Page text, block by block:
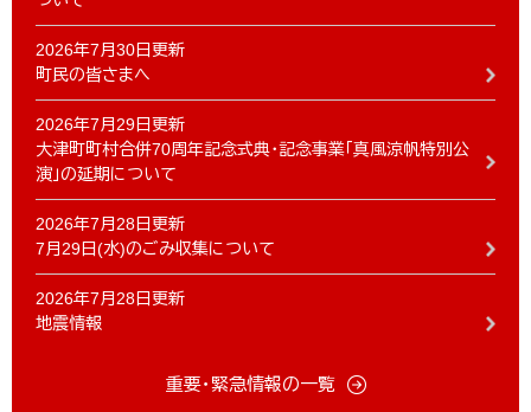
2026年7月30日更新
町民の皆さまへ
2026年7月29日更新
大津町町村合併70周年記念式典・記念事業「真風涼帆特別公
演」の延期について
2026年7月28日更新
7月29日(水)のごみ収集について
2026年7月28日更新
地震情報
重要・緊急情報の一覧